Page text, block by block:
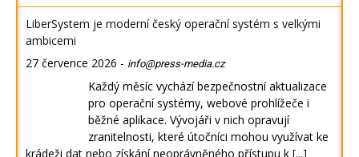
LiberSystem je moderní český operační systém s velkými
ambicemi
27 července 2026 - info@press-media.cz
Každý měsíc vychází bezpečnostní aktualizace
pro operační systémy, webové prohlížeče i
běžné aplikace. Vývojáři v nich opravují
zranitelnosti, které útočníci mohou využívat ke
krádeži dat nebo získání neoprávněného přístupu k [...]